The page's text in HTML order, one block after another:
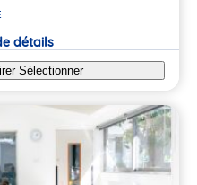
détails
Sélectionner